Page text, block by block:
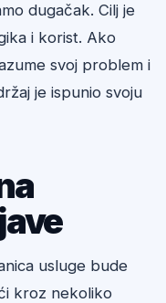
dugačak. Cilj je
i korist. Ako
svoj problem i
je ispunio svoju
usluge bude
kroz nekoliko